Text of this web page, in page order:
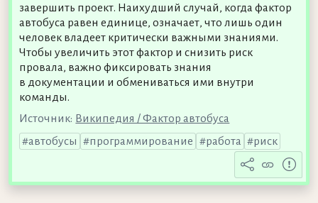
завершить проект. Наихудший случай, когда фактор
автобуса равен единице, означает, что лишь один
человек владеет критически важными знаниями.
Чтобы увеличить этот фактор и снизить риск
провала, важно фиксировать знания
в документации и обмениваться ими внутри
команды.
Источник: Википедия / Фактор автобуса
автобусы
программирование работа риск